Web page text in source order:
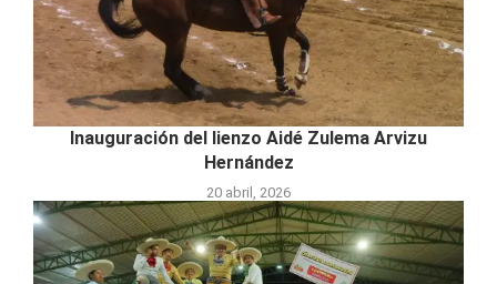
Inauguración del lienzo Aidé Zulema Arvizu
Hernández
20 abril, 2026